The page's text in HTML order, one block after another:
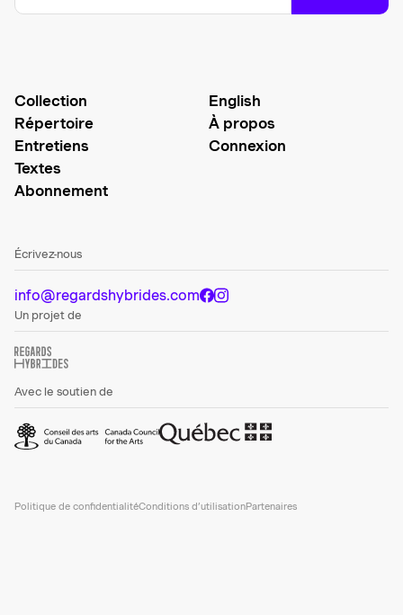
Collection
Répertoire
Entretiens
Textes
Abonnement
English
À propos
Connexion
Écrivez-nous
info@regardshybrides.com
Un projet de
Avec le soutien de
Politique de confidentialitéConditions d’utilisationPartenaires